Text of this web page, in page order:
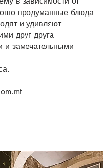
продуманные блюда
и удивляют
друг друга
и замечательными